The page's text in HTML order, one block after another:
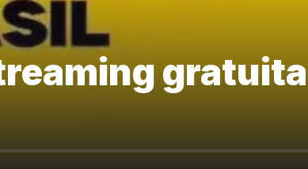
gratuita